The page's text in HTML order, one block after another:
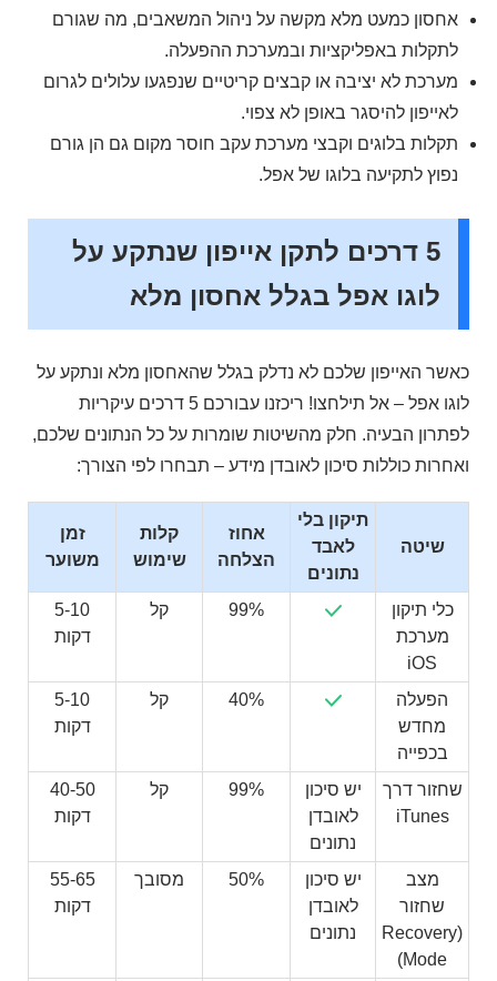
אחסון כמעט מלא מקשה על ניהול המשאבים, מה שגורם
לתקלות באפליקציות ובמערכת ההפעלה.
מערכת לא יציבה או קבצים קריטיים שנפגעו עלולים לגרום
לאייפון להיסגר באופן לא צפוי.
תקלות בלוגים וקבצי מערכת עקב חוסר מקום גם הן גורם
נפוץ לתקיעה בלוגו של אפל.
5 דרכים לתקן אייפון שנתקע על
לוגו אפל בגלל אחסון מלא
כאשר האייפון שלכם לא נדלק בגלל שהאחסון מלא ונתקע על
לוגו אפל – אל תילחצו! ריכזנו עבורכם 5 דרכים עיקריות
לפתרון הבעיה. חלק מהשיטות שומרות על כל הנתונים שלכם,
ואחרות כוללות סיכון לאובדן מידע – תבחרו לפי הצורך:
שיטה
תיקון בלי
לאבד
נתונים
אחוז
הצלחה
קלות
שימוש
זמן
משוער
כלי תיקון
מערכת
iOS
99% קל
5-10
דקות
הפעלה
מחדש
בכפייה
40% קל
5-10
דקות
שחזור דרך
iTunes
יש סיכון
לאובדן
נתונים
99% קל
40-50
דקות
מצב
שחזור
(Recovery
Mode)
יש סיכון
לאובדן
נתונים
50% מסובך
55-65
דקות